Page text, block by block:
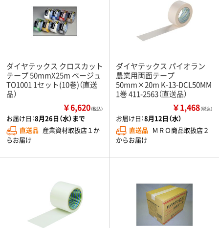
ダイヤテックス クロスカット
テープ 50mmX25m ベージュ
TO1001 1セット(10巻)（直送
品）
￥6,620（税込）
お届け日：8月26日（水）まで
直送品 産業資材取扱店１か
らお届け
ダイヤテックス パイオラン
農業用両面テープ
50mm×20m K-13-DCL50MM
1巻 411-2563（直送品）
￥1,468（税込）
お届け日：8月12日（水）
直送品 ＭＲＯ商品取扱店２
からお届け